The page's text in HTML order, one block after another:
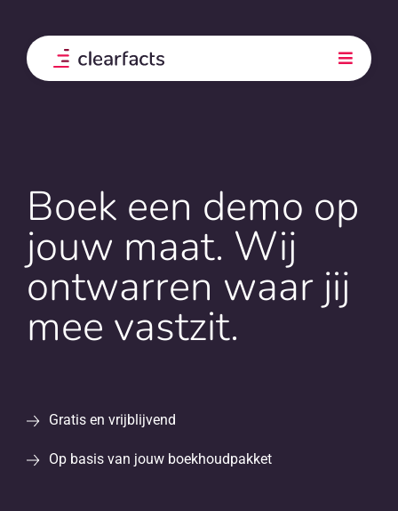
content
Toggle
Onze klanten
Prijs
Ontdek
Boek een demo op
jouw maat. Wij
ontwarren waar jij
mee vastzit.
Gratis en vrijblijvend
Op basis van jouw boekhoudpakket